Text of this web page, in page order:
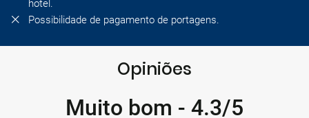
hotel.
Possibilidade de pagamento de portagens.
Opiniões
Muito bom - 4.3/5